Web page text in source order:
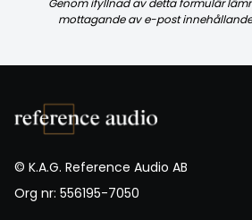
mottagande av e-post
© K.A.G. Reference Audio AB
Org nr: 556195-7050